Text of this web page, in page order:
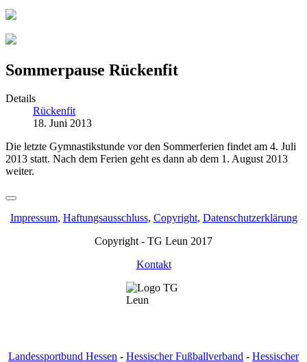
Sommerpause Rückenfit
Details
Rückenfit
18. Juni 2013
Die letzte Gymnastikstunde vor den Sommerferien findet am 4. Juli
2013 statt. Nach dem Ferien geht es dann ab dem 1. August 2013
weiter.
Impressum, Haftungsausschluss, Copyright, Datenschutzerklärung
Copyright - TG Leun 2017
Kontakt
Landessportbund Hessen - Hessischer Fußballverband - Hessischer